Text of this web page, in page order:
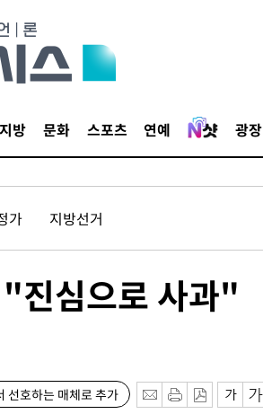
지방 문화 스포츠 연예 광장
가 지방선거
진심으로 사과"
선호하는 매체로 추가